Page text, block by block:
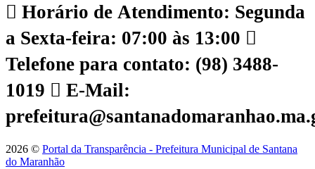
Horário de Atendimento: Segunda
a Sexta-feira: 07:00 às 13:00
Telefone para contato: (98) 3488-
1019
E-Mail:
2026 © Portal da Transparência - Prefeitura Municipal de Santana
do Maranhão